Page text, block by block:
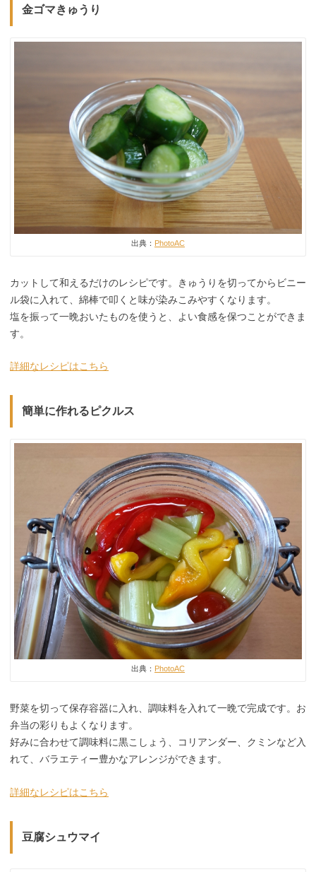
金ゴマきゅうり
出典： PhotoAC
カットして和えるだけのレシピです。きゅうりを切ってからビニー
ル袋に入れて、綿棒で叩くと味が染みこみやすくなります。
塩を振って一晩おいたものを使うと、よい食感を保つことができま
す。
詳細なレシピはこちら
簡単に作れるピクルス
出典： PhotoAC
野菜を切って保存容器に入れ、調味料を入れて一晩で完成です。お
弁当の彩りもよくなります。
好みに合わせて調味料に黒こしょう、コリアンダー、クミンなど入
れて、バラエティー豊かなアレンジができます。
詳細なレシピはこちら
豆腐シュウマイ